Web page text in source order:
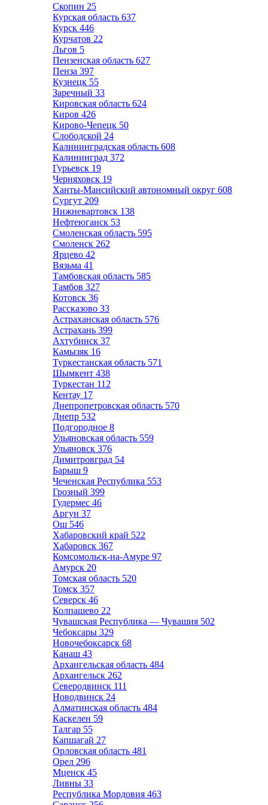
Скопин 25
Курская область 637
Курск 446
Курчатов 22
Льгов 5
Пензенская область 627
Пенза 397
Кузнецк 55
Заречный 33
Кировская область 624
Киров 426
Кирово-Чепецк 50
Слободской 24
Калининградская область 608
Калининград 372
Гурьевск 19
Черняховск 19
Ханты-Мансийский автономный округ 608
Сургут 209
Нижневартовск 138
Нефтеюганск 53
Смоленская область 595
Смоленск 262
Ярцево 42
Вязьма 41
Тамбовская область 585
Тамбов 327
Котовск 36
Рассказово 33
Астраханская область 576
Астрахань 399
Ахтубинск 37
Камызяк 16
Туркестанская область 571
Шымкент 438
Туркестан 112
Кентау 17
Днепропетровская область 570
Днепр 532
Подгородное 8
Ульяновская область 559
Ульяновск 376
Димитровград 54
Барыш 9
Чеченская Республика 553
Грозный 399
Гудермес 46
Аргун 37
Ош 546
Хабаровский край 522
Хабаровск 367
Комсомольск-на-Амуре 97
Амурск 20
Томская область 520
Томск 357
Северск 46
Колпашево 22
Чувашская Республика — Чувашия 502
Чебоксары 329
Новочебоксарск 68
Канаш 43
Архангельская область 484
Архангельск 262
Северодвинск 111
Новодвинск 24
Алматинская область 484
Каскелен 59
Талгар 55
Капшагай 27
Орловская область 481
Орел 296
Мценск 45
Ливны 33
Республика Мордовия 463